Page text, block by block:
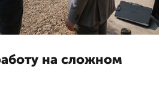
на сложном